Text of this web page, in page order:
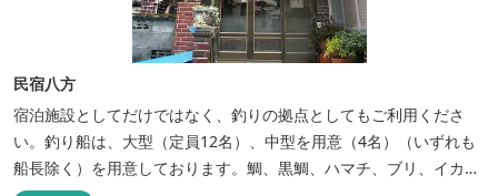
民宿八方
宿泊施設としてだけではなく、釣りの拠点としてもご利用くださ
い。釣り船は、大型（定員12名）、中型を用意（4名）（いずれも
船長除く）を用意しております。鯛、黒鯛、ハマチ、ブリ、イカ